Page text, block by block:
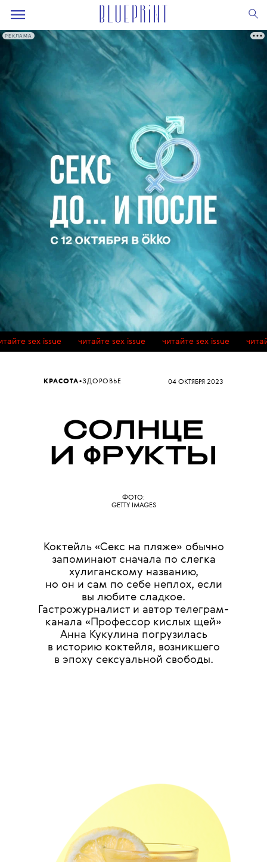
РЕКЛАМА
sex issue читайте sex issue читайте sex issue
КРАСОТА•ЗДОРОВЬЕ 04 ОКТЯБРЯ 2023
СОЛНЦЕ
И ФРУКТЫ
ФОТО:
GETTY IMAGES
Коктейль «Секс на пляже» обычно
запоминают сначала по слегка
хулиганскому названию,
но он и сам по себе неплох, если
вы любите сладкое.
Гастрожурналист и автор телеграм-
канала «Профессор кислых щей»
Анна Кукулина погрузилась
в историю коктейля, возникшего
в эпоху сексуальной свободы.